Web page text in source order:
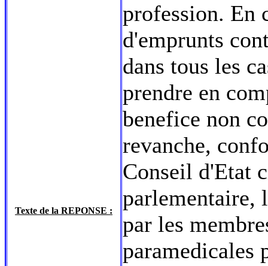
Texte de la REPONSE :
profession. En
d'emprunts
dans tous les
prendre en
benefice non
revanche,
Conseil d'Etat
parlementaire,
par les
paramedicales